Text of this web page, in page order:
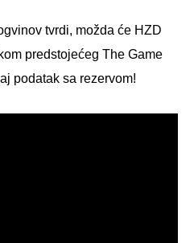
tvrdi, možda će HZD
predstojećeg The Game
podatak sa rezervom!